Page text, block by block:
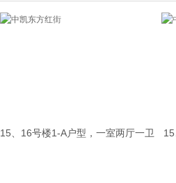
15、16号楼1-A户型，一室两厅一卫